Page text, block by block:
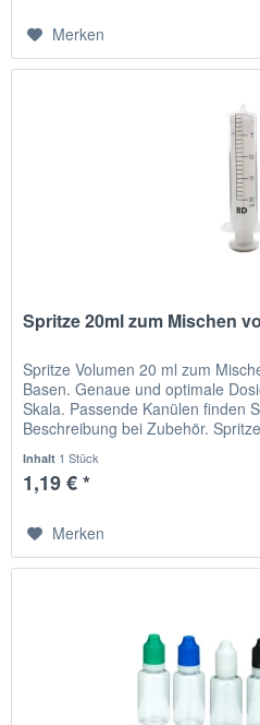
Merken
Spritze 20ml zum Mischen
Spritze Volumen 20 ml zum
Basen. Genaue und optimale
Skala. Passende Kanülen finden
Beschreibung bei Zubehör.
Inhalt 1 Stück
1,19 € *
Merken